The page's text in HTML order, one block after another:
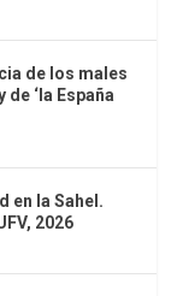
de los males
‘la España
en la Sahel.
2026